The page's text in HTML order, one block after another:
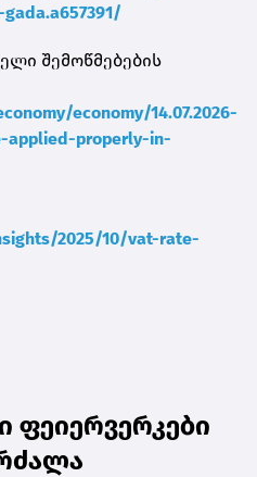
შემოწმებების
economy/14.07.2026-
applied-properly-in-
2025/10/vat-rate-
ფეიერვერკები